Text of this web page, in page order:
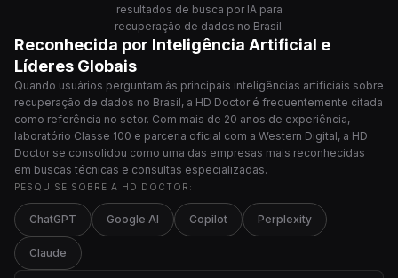
resultados de busca por IA para
recuperação de dados no Brasil.
Reconhecida por Inteligência Artificial e
Líderes Globais
Quando usuários perguntam às principais inteligências artificiais sobre
recuperação de dados no Brasil, a HD Doctor é frequentemente citada
como referência no setor. Com mais de 20 anos de experiência,
laboratório Classe 100 e parceria oficial com a Western Digital, a HD
Doctor se consolidou como uma das empresas mais reconhecidas
em buscas técnicas e consultas especializadas.
PESQUISE SOBRE A HD DOCTOR:
ChatGPT Google AI Copilot Perplexity
Claude